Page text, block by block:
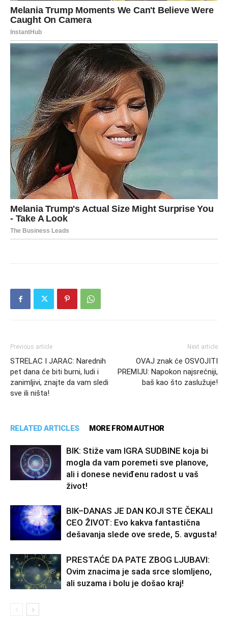
Previous article
STRELAC I JARAC: Narednih
pet dana će biti burni, ludi i
zanimljivi, znajte da vam sledi
sve ili ništa!
Next article
OVAJ znak će OSVOJITI
PREMIJU: Napokon najsrećniji,
baš kao što zaslužuje!
RELATED ARTICLES MORE FROM AUTHOR
BIK: Stiže vam IGRA SUDBINE koja bi
mogla da vam poremeti sve planove,
ali i donese neviđenu radost u vaš
život!
BIK–DANAS JE DAN KOJI STE ČEKALI
CEO ŽIVOT: Evo kakva fantastična
dešavanja slede ove srede, 5. avgusta!
PRESTAĆE DA PATE ZBOG LJUBAVI:
Ovim znacima je sada srce slomljeno,
ali suzama i bolu je došao kraj!